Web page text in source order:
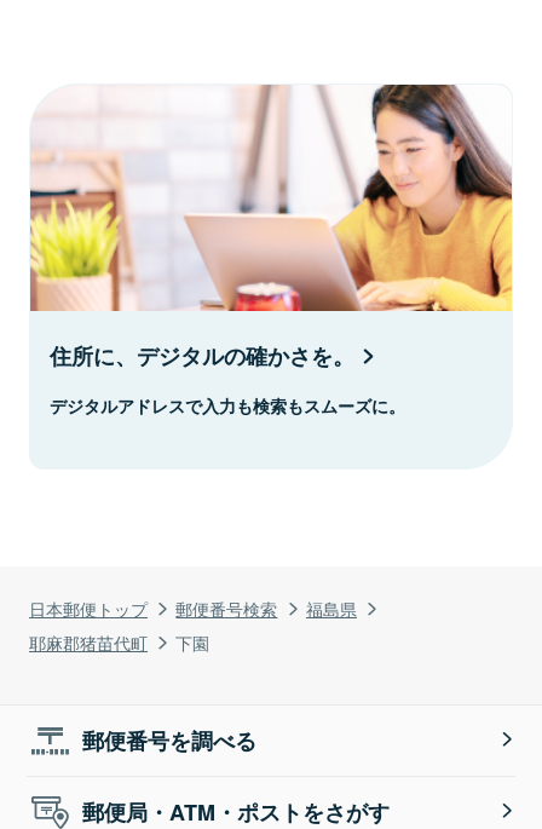
日本郵便トップ 郵便番号検索
福島県
耶麻郡猪苗代町
下園
住所に、デジタルの確かさを。
デジタルアドレスで入力も検索もスムーズに。
郵便番号を調べる
郵便局・ATM・ポストをさがす